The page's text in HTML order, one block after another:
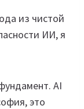
из чистой
ИИ, я
AI
это